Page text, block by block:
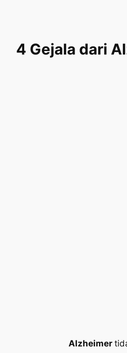
4 Gejala dari
Alzheimer